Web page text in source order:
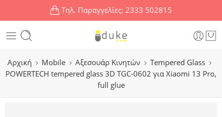
Τηλ. Παραγγελίες: 2333 502815
Αρχική Mobile Αξεσουάρ Κινητών
Tempered Glass
POWERTECH tempered glass 3D TGC-0602 για Xiaomi 13 Pro,
full glue